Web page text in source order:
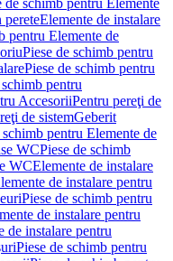
de schimb pentru Elemente
pereteElemente de instalare
pentru Elemente de
Piese de schimb pentru
Piese de schimb pentru
pentru
AccesoriiPentru pereţi de
de sistemGeberit
schimb pentru Elemente de
WCPiese de schimb
WCElemente de instalare
de instalare pentru
Piese de schimb pentru
de instalare pentru
de instalare pentru
Piese de schimb pentru